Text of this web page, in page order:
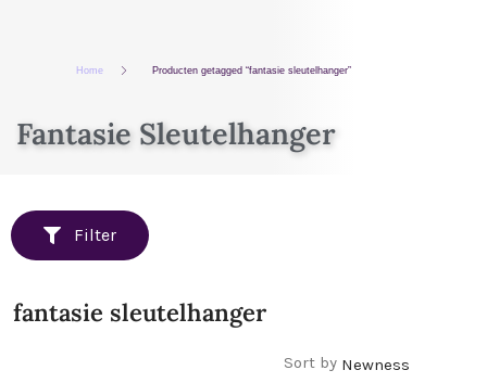
Home Producten getagged “fantasie sleutelhanger”
Fantasie Sleutelhanger
Filter
fantasie sleutelhanger
Sort by